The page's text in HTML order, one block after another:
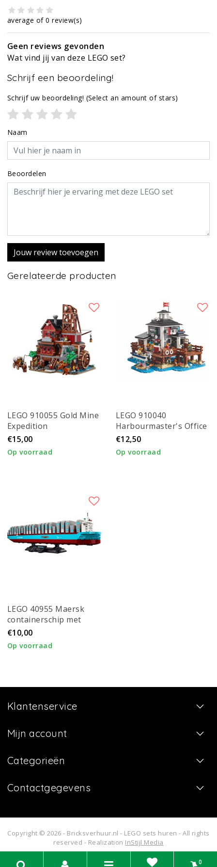
average of 0 review(s)
Geen reviews gevonden
Wat vind jij van deze LEGO set?
Schrijf een beoordeling!
Schrijf uw beoordeling! (Select an amount of stars)
Naam
Beoordelen
Jouw review toevoegen
Gerelateerde producten
LEGO 910055 Gold Mine
Expedition
€15,00
Op voorraad
LEGO 910040
Harbourmaster's Office
€12,50
Op voorraad
LEGO 40955 Maersk
containerschip met
dubbel
brandstofsysteem
€10,00
Op voorraad
Klantenservice
Mijn account
Categorieën
Contactgegevens
Copyright © 2026 - Bricksverhuur.nl - LEGO sets huren - All rights
reserved - Realization InStijl Media
0